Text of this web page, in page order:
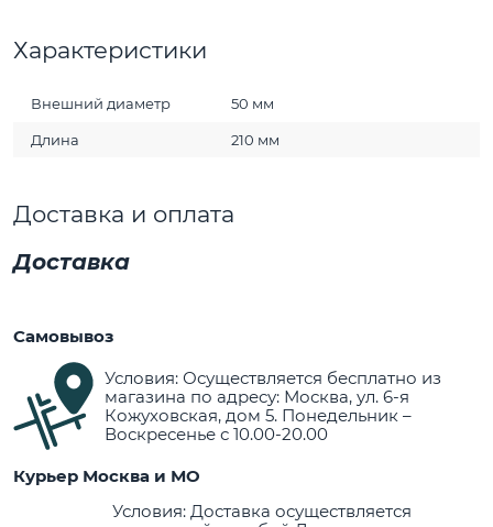
Характеристики
Внешний диаметр 50 мм
Длина 210 мм
Доставка и оплата
Доставка
Самовывоз
Условия: Осуществляется бесплатно из
магазина по адресу: Москва, ул. 6-я
Кожуховская, дом 5. Понедельник –
Воскресенье с 10.00-20.00
Курьер Москва и МО
Условия: Доставка осуществляется